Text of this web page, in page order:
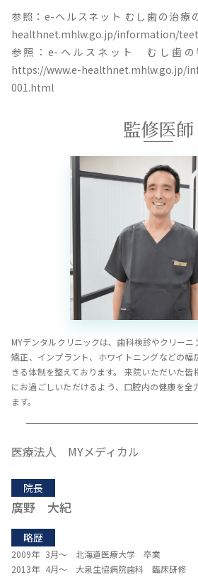
参照：e-ヘルスネット むし歯の治
healthnet.mhlw.go.jp/information/
参照：e-ヘルスネット むし歯
https://www.e-healthnet.mhlw.go.jp/
001.html
監修医師
MYデンタルクリニックは、歯科検診やクリーニ
矯正、インプラント、ホワイトニングなどの幅
きる体制を整えております。 来院いただいた
にお過ごしいただけるよう、口腔内の健康を全
ます。
医療法人 MYメディカル
院長
廣野 大紀
略歴
2009年 3月～ 北海道医療大学 卒業
2013年 4月～ 大泉生協病院歯科 臨床研修